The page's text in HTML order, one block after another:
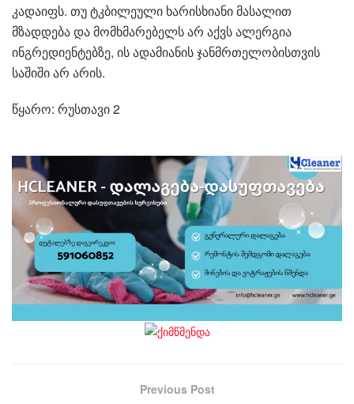
კადაიფს. თუ ტკბილეული ხარისხიანი მასალით
მზადდება და მომხმარებელს არ აქვს ალერგია
ინგრედიენტებზე, ის ადამიანის ჯანმრთელობისთვის
საშიში არ არის.
წყარო: რუსთავი 2
Previous Post